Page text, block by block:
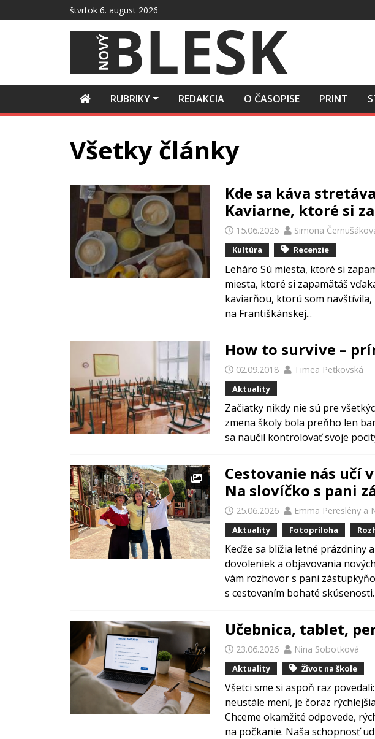
na
štvrtok 6. august 2026
RUBRIKY REDAKCIA O ČASOPISE PRINT
Všetky články
Kde sa káva
Kaviarne, ktoré si
15.06.2026 Simona
Kultúra Recenzie
Leháro Sú miesta, ktoré si
miesta, ktoré si zapamätáš
kaviarňou, ktorú som
na Františkánskej...
How to survive –
02.09.2018 Timea Peťkovská
Aktuality
Začiatky nikdy nie sú pre
zmena školy bola preňho len
sa naučil kontrolovať svoje
Cestovanie nás učí
Na slovíčko s pani
25.06.2026 Emma Pereslény a
Aktuality Fotopríloha
Keďže sa blížia letné prázdniny
dovoleniek a objavovania
vám rozhovor s pani
s cestovaním bohaté
Učebnica, tablet,
23.06.2026 Nina Sobotková
Aktuality Život na škole
Všetci sme si aspoň raz
neustále mení, je čoraz
Chceme okamžité odpovede,
na počkanie. Naša schopnosť